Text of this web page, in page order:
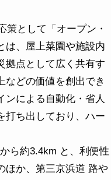
として「オープン・
は、屋上菜園や施設内
拠点として広く共有す
などの価値を創出でき
ンによる自動化・省人
打ち出しており、ハー
ら約3.4km と、利便性
ほか、第三京浜道 路や